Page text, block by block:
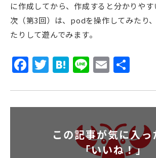
に作成してから、作成すると分かりやす
次（第3回）は、podを操作してみたり
たりして遊んでみます。
Facebook
Twitter
Hatena
LineEmail
この記事が気に入っ
「いいね！」